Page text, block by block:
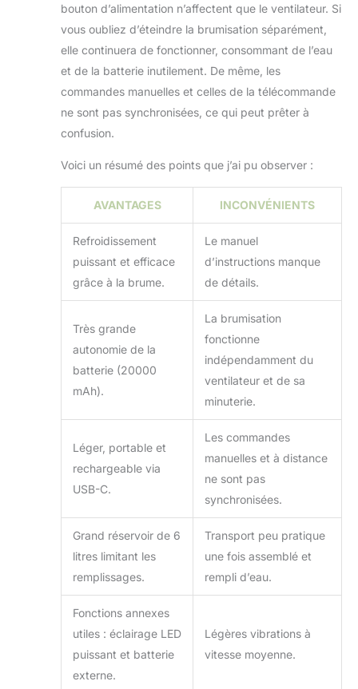
bouton d’alimentation n’affectent que le ventilateur. Si
vous oubliez d’éteindre la brumisation séparément,
elle continuera de fonctionner, consommant de l’eau
et de la batterie inutilement. De même, les
commandes manuelles et celles de la télécommande
ne sont pas synchronisées, ce qui peut prêter à
confusion.
Voici un résumé des points que j’ai pu observer :
AVANTAGES INCONVÉNIENTS
Refroidissement
puissant et efficace
grâce à la brume.
Le manuel
d’instructions manque
de détails.
Très grande
autonomie de la
batterie (20000
mAh).
La brumisation
fonctionne
indépendamment du
ventilateur et de sa
minuterie.
Léger, portable et
rechargeable via
USB-C.
Les commandes
manuelles et à distance
ne sont pas
synchronisées.
Grand réservoir de 6
litres limitant les
remplissages.
Transport peu pratique
une fois assemblé et
rempli d’eau.
Fonctions annexes
utiles : éclairage LED
puissant et batterie
externe.
Légères vibrations à
vitesse moyenne.